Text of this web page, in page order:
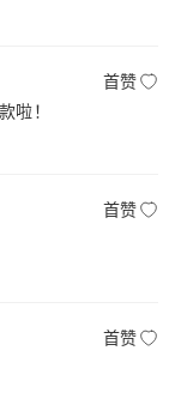
首赞
啦！
首赞
首赞